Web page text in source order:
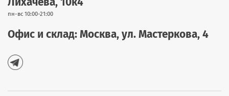
пн-вс 10:00-21:00
Офис и склад: Москва, ул. Мастеркова, 4